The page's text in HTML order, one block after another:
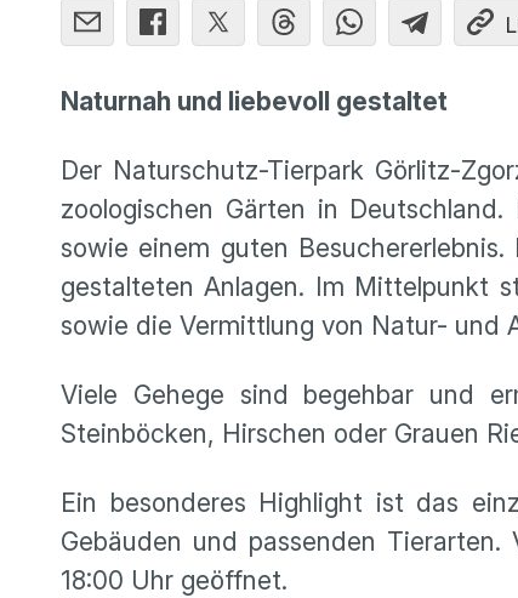
Naturnah und liebevoll gestaltet
Der Naturschutz-Tierpark Görlitz-
zoologischen Gärten in
sowie einem guten
gestalteten Anlagen. Im Mittelpunkt
sowie die Vermittlung von Natur- und
Viele Gehege sind begehbar und
Steinböcken, Hirschen oder Grauen
Ein besonderes Highlight ist das
Gebäuden und passenden
18:00 Uhr geöffnet.